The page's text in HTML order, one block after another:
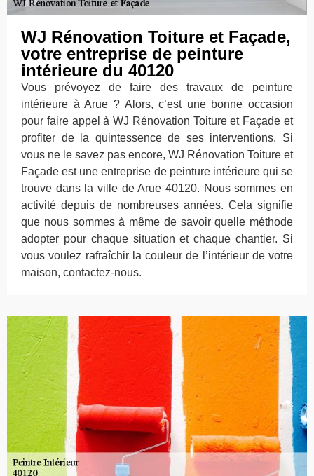
WJ Rénovation Toiture et Façade,
votre entreprise de peinture
intérieure du 40120
Vous prévoyez de faire des travaux de peinture
intérieure à Arue ? Alors, c’est une bonne occasion
pour faire appel à WJ Rénovation Toiture et Façade et
profiter de la quintessence de ses interventions. Si
vous ne le savez pas encore, WJ Rénovation Toiture et
Façade est une entreprise de peinture intérieure qui se
trouve dans la ville de Arue 40120. Nous sommes en
activité depuis de nombreuses années. Cela signifie
que nous sommes à même de savoir quelle méthode
adopter pour chaque situation et chaque chantier. Si
vous voulez rafraîchir la couleur de l’intérieur de votre
maison, contactez-nous.